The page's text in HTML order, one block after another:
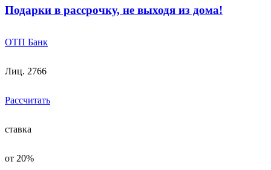
Подарки в рассрочку, не выходя из дома!
ОТП Банк
Лиц. 2766
Рассчитать
ставка
от 20%